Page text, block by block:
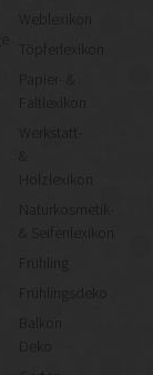
Weblexikon
Töpferlexikon
Papier- &
Faltlexikon
Werkstatt-
&
Holzlexikon
Naturkosmetik-
& Seifenlexikon
Frühling
Frühlingsdeko
Deko